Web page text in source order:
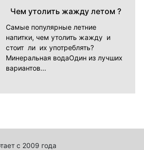
Чем утолить жажду летом ?
Самые популярные летние
напитки, чем утолить жажду и
стоит ли их употреблять?
Минеральная водаОдин из лучших
вариантов...
с 2009 года